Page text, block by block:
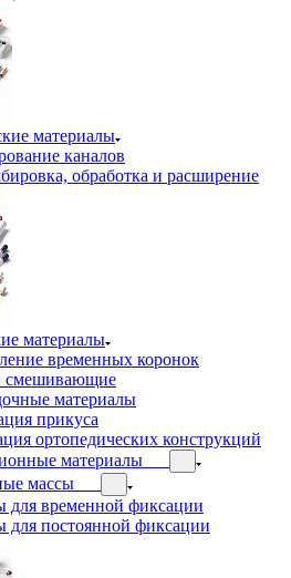
материалы
каналов
обработка и расширение
материалы
временных коронок
смешивающие
материалы
прикуса
ортопедических конструкций
материалы
массы
для временной фиксации
для постоянной фиксации